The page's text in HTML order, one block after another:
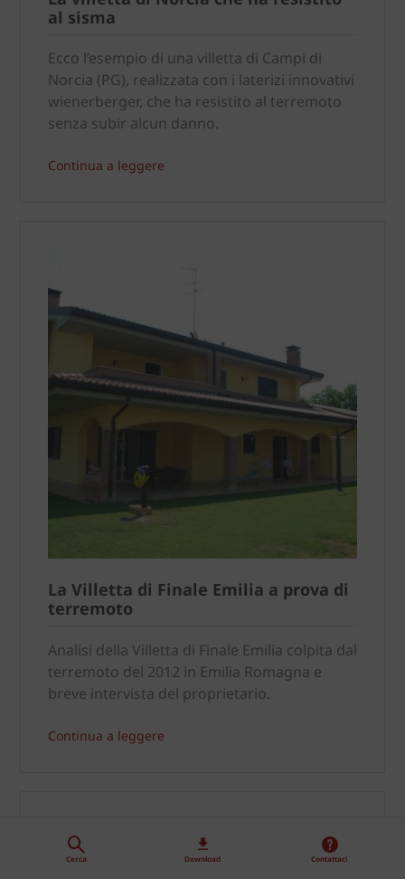
al sisma
Ecco l’esempio di una villetta di Campi di
Norcia (PG), realizzata con i laterizi innovativi
wienerberger, che ha resistito al terremoto
senza subir alcun danno.
Continua a leggere
La Villetta di Finale Emilia a prova di
terremoto
Analisi della Villetta di Finale Emilia colpita dal
terremoto del 2012 in Emilia Romagna e
breve intervista del proprietario.
Continua a leggere
Cerca Download Contattaci